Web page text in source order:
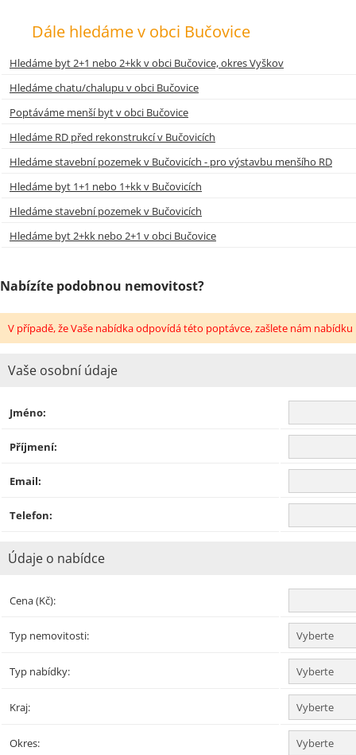
Dále hledáme v obci Bučovice
Hledáme byt 2+1 nebo 2+kk v obci Bučovice, okres Vyškov
Hledáme chatu/chalupu v obci Bučovice
Poptáváme menší byt v obci Bučovice
Hledáme RD před rekonstrukcí v Bučovicích
Hledáme stavební pozemek v Bučovicích - pro výstavbu menšího RD
Hledáme byt 1+1 nebo 1+kk v Bučovicích
Hledáme stavební pozemek v Bučovicích
Hledáme byt 2+kk nebo 2+1 v obci Bučovice
Nabízíte podobnou nemovitost?
V případě, že Vaše nabídka odpovídá této poptávce, zašlete nám
Vaše osobní údaje
Jméno:
Příjmení:
Email:
Telefon:
Údaje o nabídce
Cena (Kč):
Typ nemovitosti:
Typ nabídky:
Kraj:
Okres: